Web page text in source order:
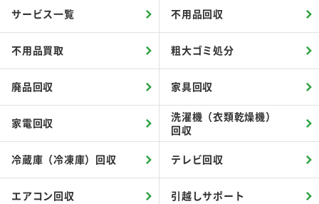
サービス一覧 不用品回収
不用品買取 粗大ゴミ処分
廃品回収 家具回収
家電回収
洗濯機（衣類乾燥機）
回収
冷蔵庫（冷凍庫）回収 テレビ回収
エアコン回収 引越しサポート